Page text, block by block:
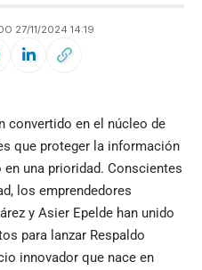
27/11/2024 14:19
convertido en el núcleo de
que proteger la información
una prioridad. Conscientes
los emprendedores
y Asier Epelde han unido
para lanzar Respaldo
innovador que nace en